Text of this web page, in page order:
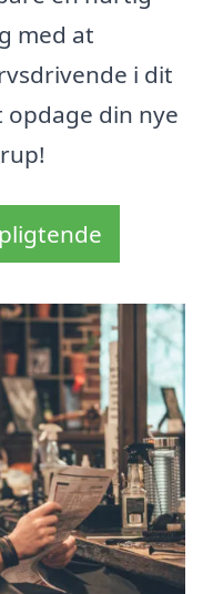
med at
i dit
din nye